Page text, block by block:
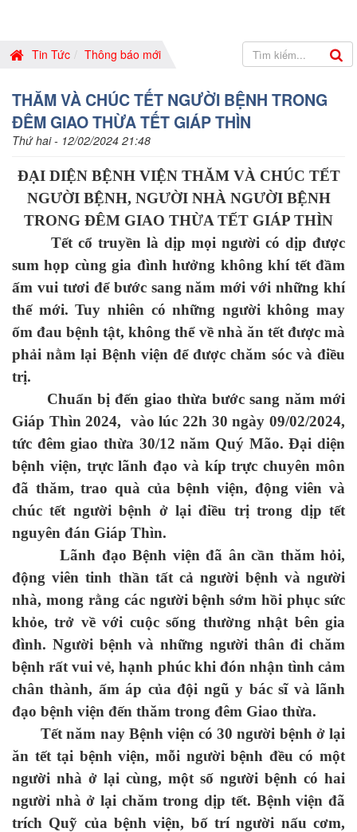
Tin Tức Thông báo mới
THĂM VÀ CHÚC TẾT NGƯỜI BỆNH TRONG
ĐÊM GIAO THỪA TẾT GIÁP THÌN
Thứ hai - 12/02/2024 21:48
ĐẠI DIỆN BỆNH VIỆN THĂM VÀ CHÚC TẾT
NGƯỜI BỆNH, NGƯỜI NHÀ NGƯỜI BỆNH
TRONG ĐÊM GIAO THỪA TẾT GIÁP THÌN
Tết cổ truyền là dịp mọi người có dịp được
sum họp cùng gia đình hưởng không khí tết đầm
ấm vui tươi để bước sang năm mới với những khí
thế mới. Tuy nhiên có những người không may
ốm đau bệnh tật, không thể về nhà ăn tết được mà
phải nằm lại Bệnh viện để được chăm sóc và điều
trị.
Chuẩn bị đến giao thừa bước sang năm mới
Giáp Thìn 2024, vào lúc 22h 30 ngày 09/02/2024,
tức đêm giao thừa 30/12 năm Quý Mão. Đại diện
bệnh viện, trực lãnh đạo và kíp trực chuyên môn
đã thăm, trao quà của bệnh viện, động viên và
chúc tết người bệnh ở lại điều trị trong dịp tết
nguyên đán Giáp Thìn.
Lãnh đạo Bệnh viện đã ân cần thăm hỏi,
động viên tinh thần tất cả người bệnh và người
nhà, mong rằng các người bệnh sớm hồi phục sức
khỏe, trở về với cuộc sống thường nhật bên gia
đình. Người bệnh và những người thân đi chăm
bệnh rất vui vẻ, hạnh phúc khi đón nhận tình cảm
chân thành, ấm áp của đội ngũ y bác sĩ và lãnh
đạo bệnh viện đến thăm trong đêm Giao thừa.
Tết năm nay Bệnh viện có 30 người bệnh ở lại
ăn tết tại bệnh viện, mỗi người bệnh đều có một
người nhà ở lại cùng, một số người bệnh có hai
người nhà ở lại chăm trong dịp tết. Bệnh viện đã
trích Quỹ của bệnh viện, bố trí người nấu cơm,